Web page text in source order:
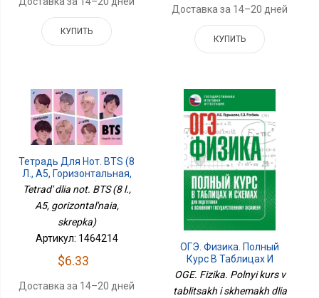
КУПИТЬ
Доставка за 14–20 дней
КУПИТЬ
Тетрадь Для Нот. BTS (8
Л., А5, Горизонтальная,
Скрепка)
Tetrad' dlia not. BTS (8 l.,
A5, gorizontal'naia,
skrepka)
Артикул: 1464214
$6.33
Доставка за 14–20 дней
ОГЭ. Физика. Полный
Курс В Таблицах И
Схемах Для Подготовки
OGE. Fizika. Polnyi kurs v
tablitsakh i skhemakh dlia